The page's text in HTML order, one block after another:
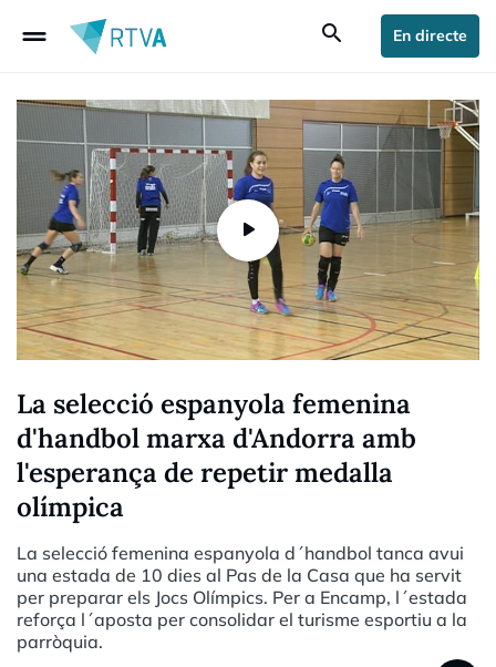
drag_handle search En directe
La selecció espanyola femenina
d'handbol marxa d'Andorra amb
l'esperança de repetir medalla
olímpica
La selecció femenina espanyola d´handbol tanca avui
una estada de 10 dies al Pas de la Casa que ha servit
per preparar els Jocs Olímpics. Per a Encamp, l´estada
reforça l´aposta per consolidar el turisme esportiu a la
parròquia.